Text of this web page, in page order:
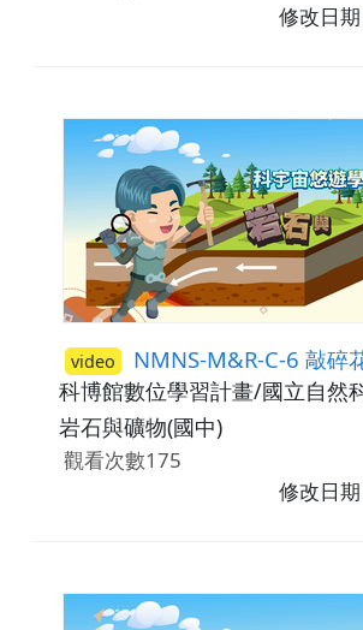
修改日
video NMNS-M&R-C-6 敲碎花崗岩-淡色
科博館數位學習計畫/國立自然
岩石與礦物(國中)
觀看次數175
修改日